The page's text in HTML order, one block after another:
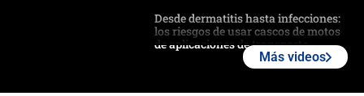
Desde dermatitis hasta infecciones:
los riesgos de usar cascos de motos
de aplicaciones de transporte
Más videos